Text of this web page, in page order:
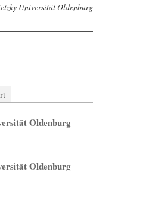
Universität Oldenburg
Oldenburg
Oldenburg